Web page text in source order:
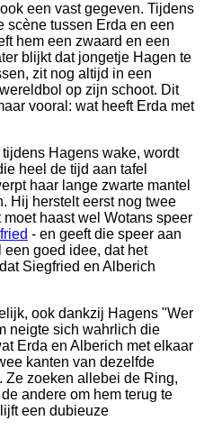
een vast gegeven. Tijdens
scène tussen Erda en een
hem een zwaard en een
blijkt dat jongetje Hagen te
zit nog altijd in een
op zijn schoot. Dit
vooral: wat heeft Erda met
Hagens wake, wordt
heel de tijd aan tafel
haar lange zwarte mantel
Hij herstelt eerst nog twee
haast wel Wotans speer
- en geeft die speer aan
een goed idee, dat het
Siegfried en Alberich
ook dankzij Hagens "Wer
neigte sich wahrlich die
Erda en Alberich met elkaar
kanten van dezelfde
Ze zoeken allebei de Ring,
andere om hem terug te
een dubieuze